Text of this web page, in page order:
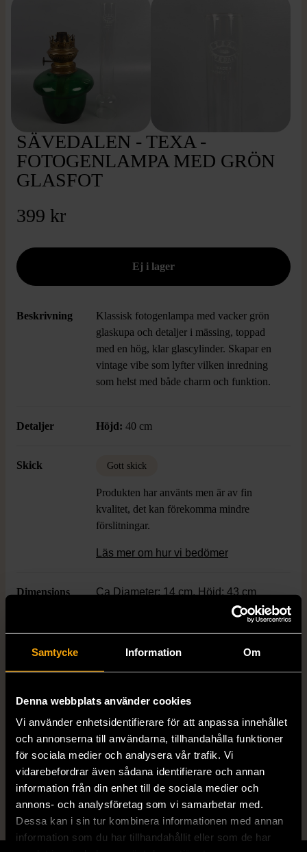
Samtycke Information Om
Denna webbplats använder cookies
Vi använder enhetsidentifierare för att anpassa innehållet
och annonserna till användarna, tillhandahålla funktioner
för sociala medier och analysera vår trafik. Vi
vidarebefordrar även sådana identifierare och annan
information från din enhet till de sociala medier och
annons- och analysföretag som vi samarbetar med.
Dessa kan i sin tur kombinera informationen med annan
information som du har tillhandahållit eller som de har
SÄVEDALEN - TEXA -
FOTOGENLAMPA MED GRÖN
GLASFOT
399 kr
Beskrivning
Klassisk fotogenlampa med vacker grön
glaskupa och detaljer i mässing, toppad
med en hög, klar glascylinder. Skapar en
vintage vibe som lyfter vilken inredning
som helst med både charm och funktion.
Detaljer Höjd: 40 cm
Skick Gott skick
Produkten har använts men är av fin
kvalitet, det kan förekomma mindre
förslitningar.
Läs mer om hur vi bedömer
Dimensions Ca Diameter: 14 cm, Höjd: 43 cm
Färg Grön
Fri frakt på alla köp över 990 kr.